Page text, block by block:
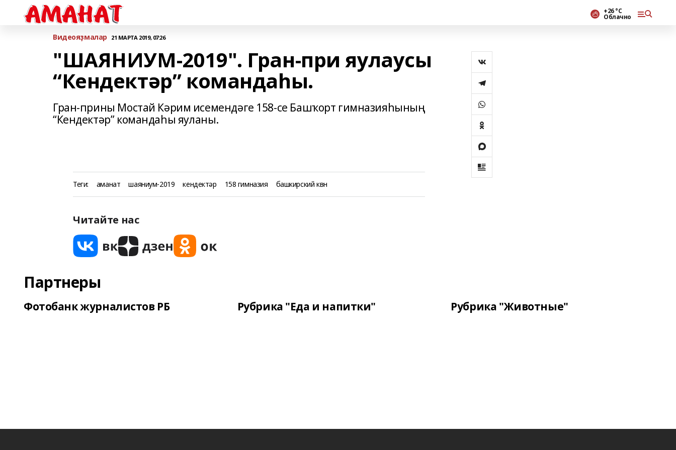
+26 °С
Облачно
Bидеояҙмалар 21 МАРТА 2019, 07:26
"ШАЯНИУМ-2019". Гран-при яулаусы
“Кендектәр” командаһы.
Гран-прины Мостай Кәрим исемендәге 158-се Башҡорт гимназияһының
“Кендектәр” командаһы яуланы.
Теги: аманат шаяниум-2019 кендектәр 158 гимназия башкирский квн
Читайте нас
Партнеры
Фотобанк журналистов РБ Рубрика "Еда и напитки" Рубрика "Животные"